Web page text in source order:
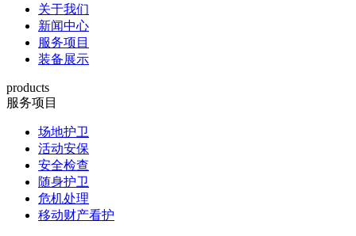
关于我们
新闻中心
服务项目
装备展示
products
服务项目
场地护卫
活动安保
安全检查
随身护卫
危机处理
移动财产看护